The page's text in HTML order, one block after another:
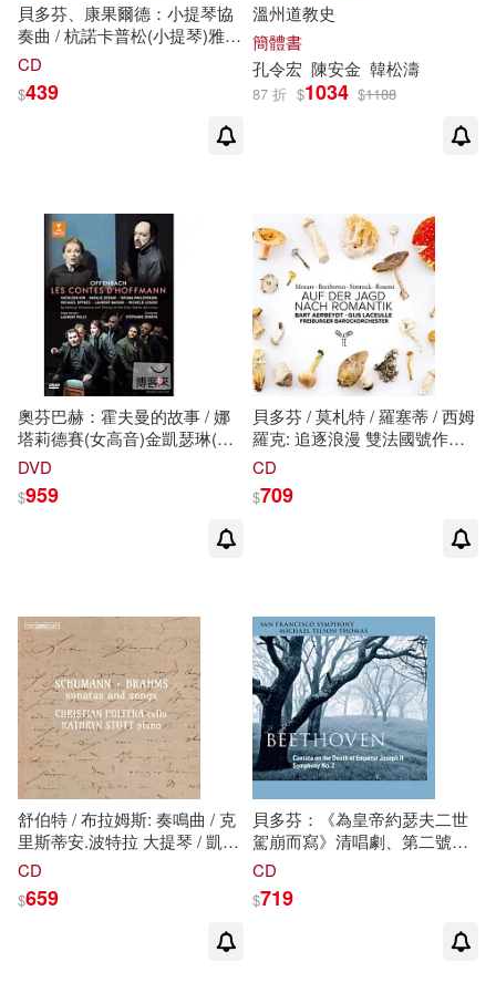
貝多芬、康果爾德：小提琴協
奏曲 / 杭諾卡普松(小提琴)雅尼
克.涅傑
Nezet-Seguin /
CD
$439
溫州道教史
簡體書
孔令宏 陳安金 韓松濤
87 折 $1034 $1188
奧芬巴赫：霍夫曼的故事 / 娜
塔莉德賽(女高音)金凱瑟琳(花
腔女高音) /
樂團與合唱團 / 洛宏培利(導
Contes d’Hoffmann / Stephane
DVD
$959
貝多芬 / 莫札特 / 羅塞蒂 / 西姆
羅克: 追逐浪漫 雙法國號作品
集 / 阿爾貝特.拉瑟
弦樂團(Auf der Jagd Nach
CD
$709
舒伯特 / 布拉姆斯: 奏鳴曲 / 克
里斯蒂安.波特拉 大提琴 / 凱瑟
琳.史
Christian Poltéra / Kathryn
CD
$659
貝多芬：《為皇帝約瑟夫二世
駕崩而寫》清唱劇、第二號交
響曲 / ☉莎莉‧馬修斯，女高音/
瑞‧班克斯，男高音/佛斯特─威
廉斯，低男中音 ☉提爾森─湯
瑪斯指揮舊金山交響樂團與合
CD
$719